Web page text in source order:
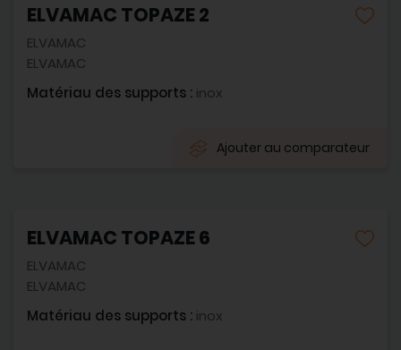
ELVAMAC TOPAZE 2
ELVAMAC
ELVAMAC
Matériau des supports : inox
Ajouter au comparateur
ELVAMAC TOPAZE 6
ELVAMAC
ELVAMAC
Matériau des supports : inox